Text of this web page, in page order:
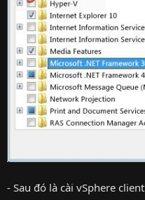
- Sau đó là cài vSphere